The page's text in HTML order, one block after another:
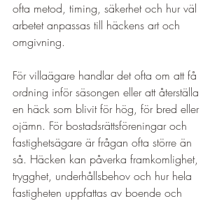
ofta metod, timing, säkerhet och hur väl
arbetet anpassas till häckens art och
omgivning.
För villaägare handlar det ofta om att få
ordning inför säsongen eller att återställa
en häck som blivit för hög, för bred eller
ojämn. För bostadsrättsföreningar och
fastighetsägare är frågan ofta större än
så. Häcken kan påverka framkomlighet,
trygghet, underhållsbehov och hur hela
fastigheten uppfattas av boende och